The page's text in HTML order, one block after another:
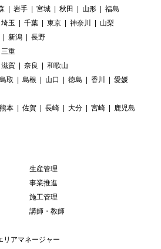
岩手 宮城 秋田 山形
福島
埼玉 千葉 東京 神奈川
山梨
新潟
長野
三重
滋賀 奈良
和歌山
鳥取 島根 山口 徳島 香川
愛媛
熊本 佐賀 長崎 大分 宮崎
鹿児島
生産管理
事業推進
施工管理
講師・教師
リアマネージャー